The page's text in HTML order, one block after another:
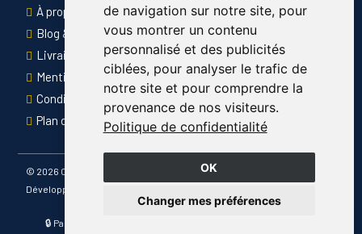
de navigation sur notre site, pour
vous montrer un contenu
personnalisé et des publicités
ciblées, pour analyser le trafic de
notre site et pour comprendre la
provenance de nos visiteurs.
Politique de confidentialité
OK
Changer mes préférences
À propos de Côté Pro
Blog & conseils
Livraison & retour
Mentions légales
Conditions générales de ventes
Plan du site
© 2026 Côté Pro
Développé par
🔒 Paiement sécurisé · 📦 Livraison France entière · ✅ Produits